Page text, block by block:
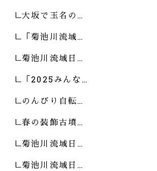
大坂で玉名の…
「菊池川流域…
菊池川流域日…
「2025みんな…
のんびり自転…
春の装飾古墳…
菊池川流域日…
菊池川流域日…